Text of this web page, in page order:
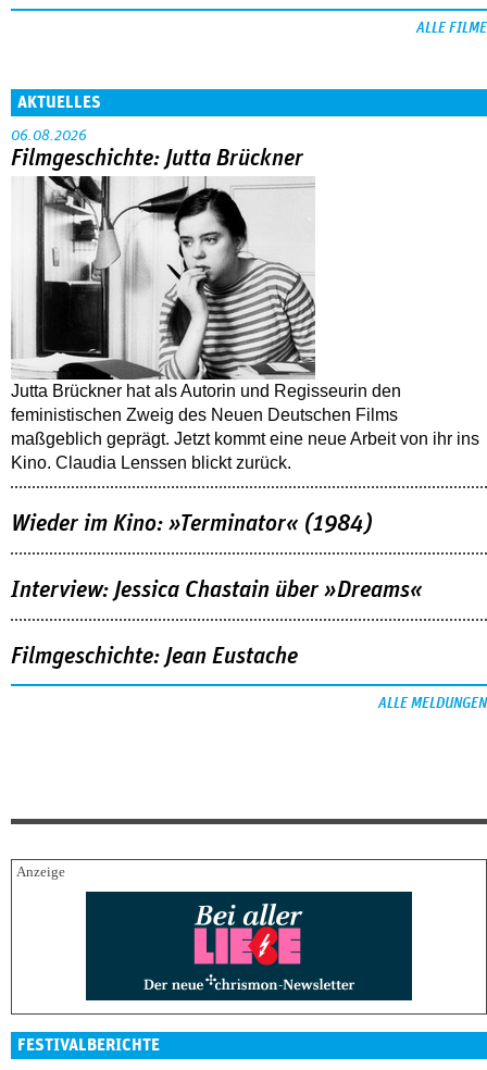
ALLE FILME
AKTUELLES
06.08.2026
Filmgeschichte: Jutta Brückner
Jutta Brückner hat als Autorin und Regisseurin den
feministischen Zweig des Neuen Deutschen Films
maßgeblich geprägt. Jetzt kommt eine neue Arbeit von ihr ins
Kino. Claudia Lenssen blickt zurück.
Wieder im Kino: »Terminator« (1984)
Interview: Jessica Chastain über »Dreams«
Filmgeschichte: Jean Eustache
ALLE MELDUNGEN
FESTIVALBERICHTE